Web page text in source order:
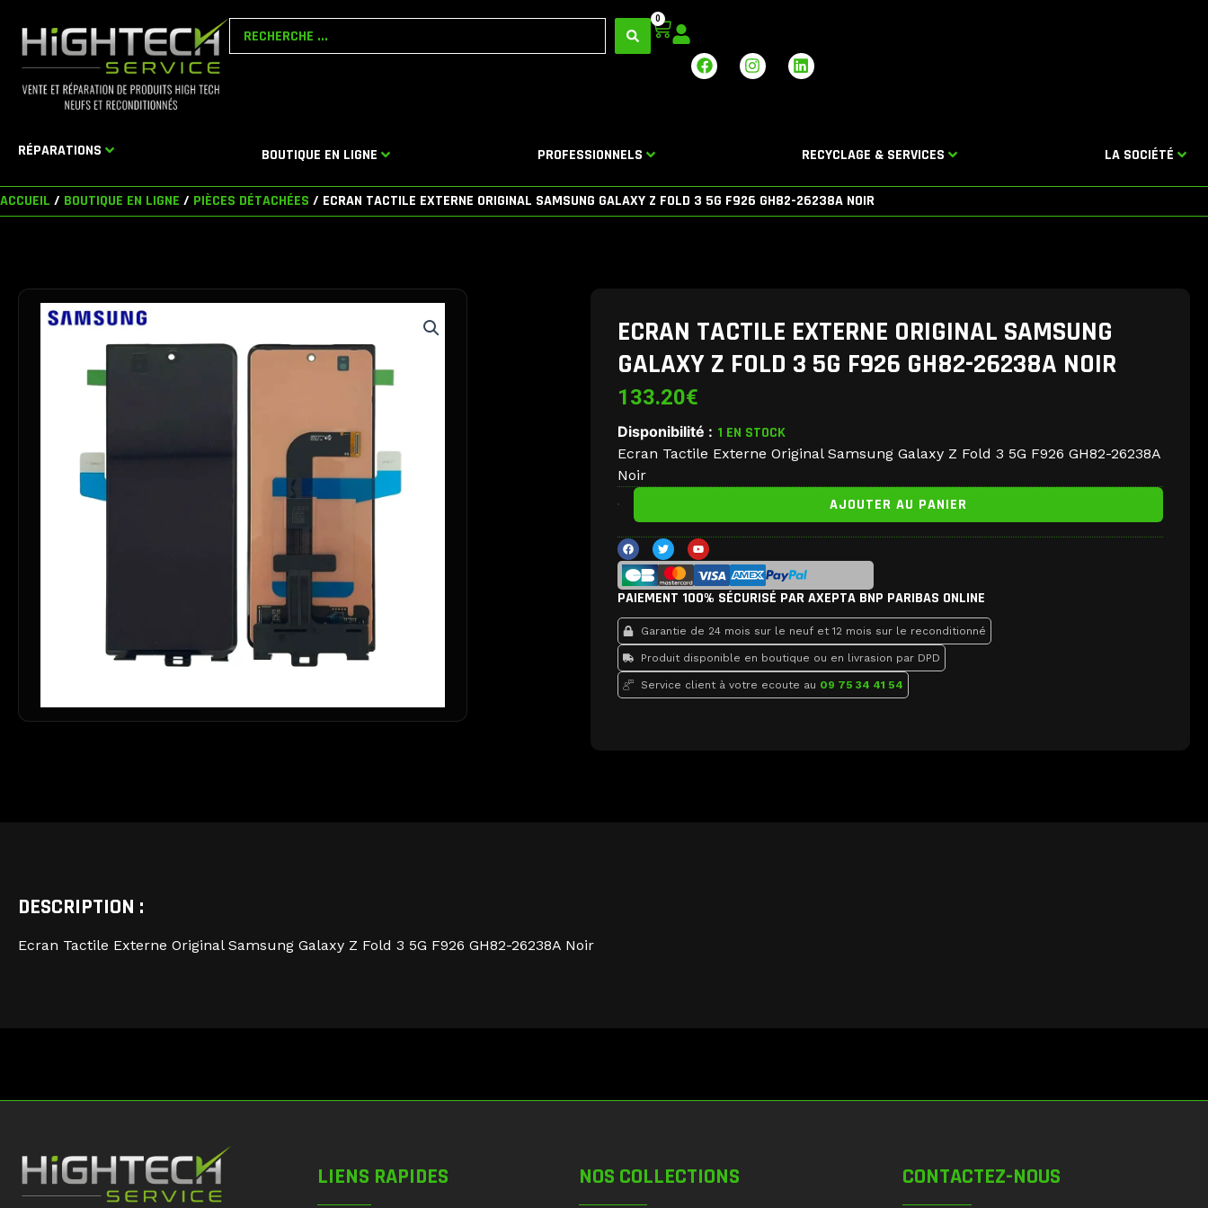
contenu
0
Panier
F
a
I
n
m
L
i
i
RÉPARATIONS BOUTIQUE EN LIGNE PROFESSIONNELS RECYCLAGE & SERVICES LA SOCIÉTÉ
ACCUEIL / BOUTIQUE EN LIGNE / PIÈCES DÉTACHÉES / ECRAN TACTILE EXTERNE ORIGINAL SAMSUNG GALAXY Z FOLD 3 5G F926 GH82-26238A NOIR
ECRAN TACTILE EXTERNE ORIGINAL SAMSUNG
GALAXY Z FOLD 3 5G F926 GH82-26238A NOIR
133.20€
Disponibilité : 1 EN STOCK
Ecran Tactile Externe Original Samsung Galaxy Z Fold 3 5G F926 GH82-26238A
Noir
quantité
Tactile
Externe
Original
Samsung
Galaxy
Z
Fold
3
5G
AJOUTER AU PANIER
F
a
c
e
b
o
o
k
T
w
i
t
t
e
r
Y
o
u
t
u
b
e
PAIEMENT 100% SÉCURISÉ PAR AXEPTA BNP PARIBAS ONLINE
Garantie de 24 mois sur le neuf et 12 mois sur le reconditionné
Produit disponible en boutique ou en livrasion par DPD
Service client à votre ecoute au 09 75 34 41 54
DESCRIPTION :
Ecran Tactile Externe Original Samsung Galaxy Z Fold 3 5G F926 GH82-26238A Noir
LIENS RAPIDES NOS COLLECTIONS CONTACTEZ-NOUS